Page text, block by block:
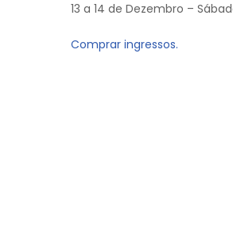
13 a 14 de Dezembro –
Comprar ingressos.